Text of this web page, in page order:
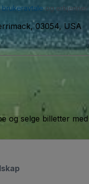
brukeravtaleog
03054, USA
og selge billetter